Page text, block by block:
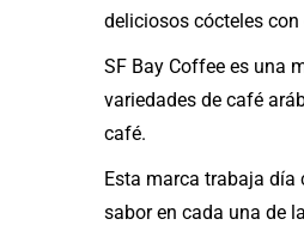
deliciosos cócteles
SF Bay Coffee es una
variedades de café
café.
Esta marca trabaja día
sabor en cada una de